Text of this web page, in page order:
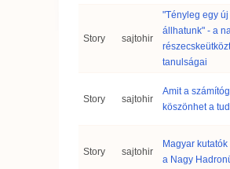
Story sajtohir
"Tényleg egy
állhatunk" - a
tanulságai
Story sajtohir
Amit a
köszönhet a
Story sajtohir
Magyar
a Nagy